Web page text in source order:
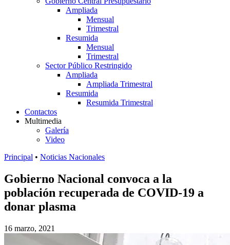
Ampliada
Mensual
Trimestral
Resumida
Mensual
Trimestral
Sector Público Restringido
Ampliada
Ampliada Trimestral
Resumida
Resumida Trimestral
Contactos
Multimedia
Galería
Video
Principal • Noticias Nacionales
Gobierno Nacional convoca a la
población recuperada de COVID-19 a
donar plasma
16 marzo, 2021